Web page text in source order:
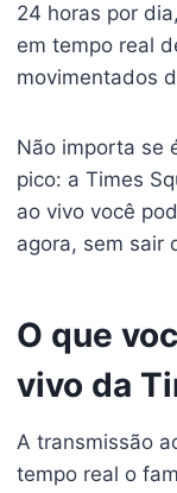
24 horas por
em tempo real
movimentados
Não importa se
pico: a Times
ao vivo você
agora, sem sair
O que
vivo da
A transmissão
tempo real o